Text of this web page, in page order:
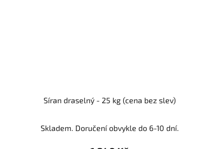
Síran draselný - 25 kg (cena bez slev)
Skladem. Doručení obvykle do 6-10 dní.